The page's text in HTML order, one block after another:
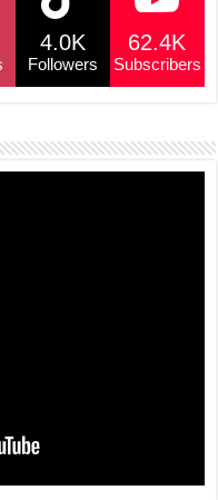
4.0K
Followers
62.4K
Subscribers